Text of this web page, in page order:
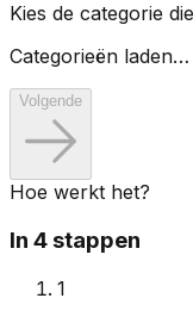
Kies de categorie
Categorieën laden…
Volgende
Hoe werkt het?
In 4 stappen
1